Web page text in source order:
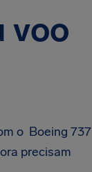
voo
o Boeing 737
precisam